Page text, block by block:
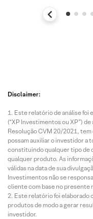
Disclaimer:
Este relatório de análise foi
(“XP Investimentos ou XP”)
Resolução CVM 20/2021,
possam auxiliar o investidor a
constituindo qualquer tipo de
qualquer produto. As
válidas na data de sua
Investimentos não se
cliente com base no presente
Este relatório foi elaborado
produtos de modo a gerar
investidor.